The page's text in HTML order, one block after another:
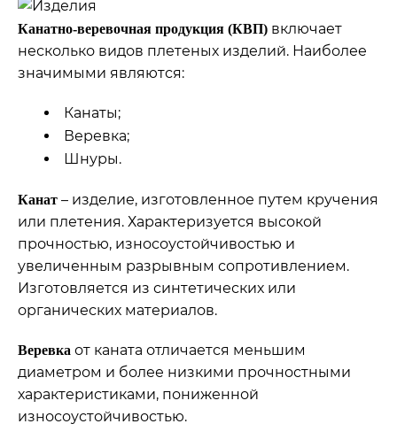
Канатно-веревочная продукция (КВП) включает
несколько видов плетеных изделий. Наиболее
значимыми являются:
Канаты;
Веревка;
Шнуры.
Канат – изделие, изготовленное путем кручения
или плетения. Характеризуется высокой
прочностью, износоустойчивостью и
увеличенным разрывным сопротивлением.
Изготовляется из синтетических или
органических материалов.
Веревка от каната отличается меньшим
диаметром и более низкими прочностными
характеристиками, пониженной
износоустойчивостью.